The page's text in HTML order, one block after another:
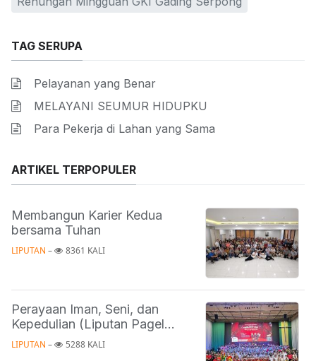
TAG SERUPA
Pelayanan yang Benar
MELAYANI SEUMUR HIDUPKU
Para Pekerja di Lahan yang Sama
ARTIKEL TERPOPULER
Membangun Karier Kedua
bersama Tuhan
LIPUTAN – 8361 KALI
Perayaan Iman, Seni, dan
Kepedulian (Liputan Pagel...
LIPUTAN – 5288 KALI